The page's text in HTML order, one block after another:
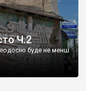
Ч.2
буде не менш